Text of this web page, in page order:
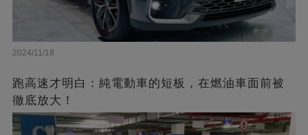
2024/11/18
跑高速才明白：純電動車的短板，在燃油車面前被
徹底放大！